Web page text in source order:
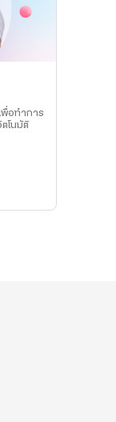
อทำการ
โนมัติ